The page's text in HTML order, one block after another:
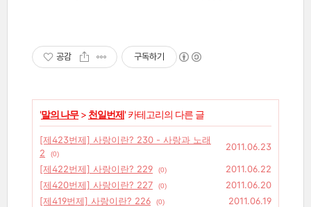
공감 구독하기
'말의 나무> 천일번제' 카테고리의 다른 글
[제423번제] 사랑이란? 230 - 사랑과 노래
2
(0)
2011.06.23
[제422번제] 사랑이란? 229
(0)
2011.06.22
[제420번제] 사랑이란? 227
(0)
2011.06.20
[제419번제] 사랑이란? 226
(0)
2011.06.19